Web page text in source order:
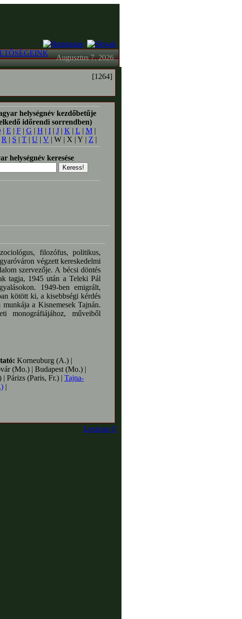
Augusztus 7. 2026
[1264]
helységnév kezdőbetűje
időrendi sorrendben)
| E | F| G | H | I| J| K | L | M|
R | S | T | U | V | W | X | Y | Z |
helységnév keresése
filozófus, politikus,
végzett kereskedelmi
szervezője. A bécsi döntés
tagja, 1945 után a Teleki Pál
1949-ben emigrált,
kötött ki, a kisebbségi kérdés
a Kisnemesek Tajnán.
monográfiájához, műveiből
Korneuburg (A.) |
(Mo.) | Budapest (Mo.) |
Párizs (Paris, Fr.) | Tajna-
|
Lexicon ©